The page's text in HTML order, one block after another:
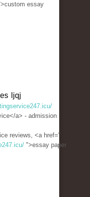
essay
ljqj
a> - admission
reviews, <a href="
">essay paper